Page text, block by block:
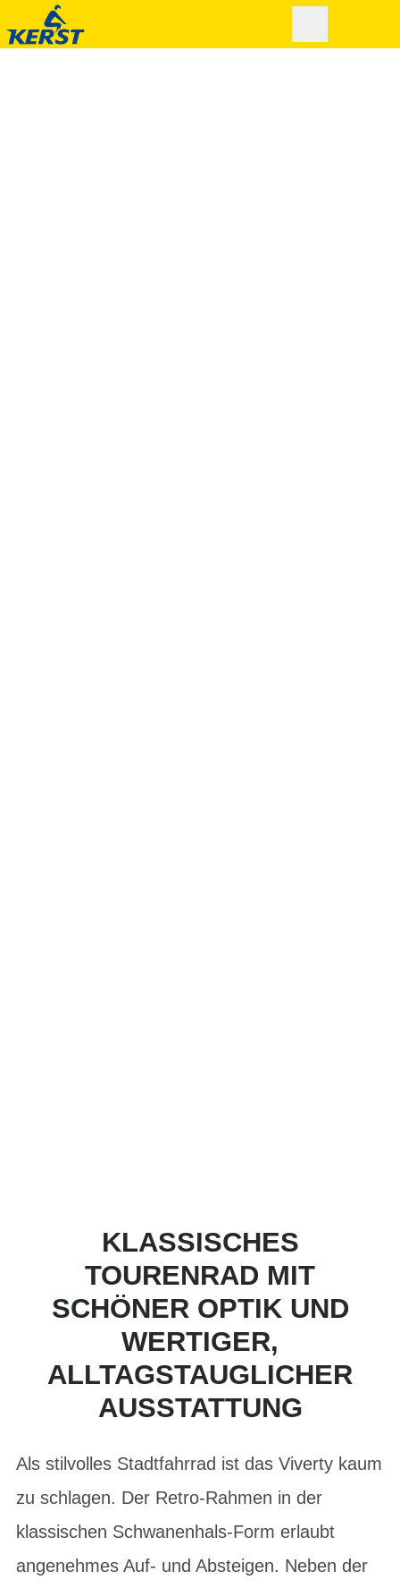
KLASSISCHES
TOURENRAD MIT
SCHÖNER OPTIK UND
WERTIGER,
ALLTAGSTAUGLICHER
AUSSTATTUNG
Als stilvolles Stadtfahrrad ist das Viverty kaum
zu schlagen. Der Retro-Rahmen in der
klassischen Schwanenhals-Form erlaubt
angenehmes Auf- und Absteigen. Neben der